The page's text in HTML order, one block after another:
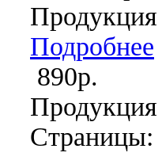
Продукция
Подробнее
890р.
Страницы: